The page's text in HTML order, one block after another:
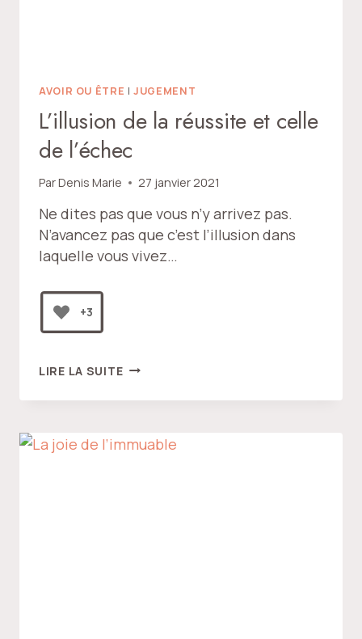
AVOIR OU ÊTRE |JUGEMENT
L’illusion de la réussite et celle
de l’échec
ParDenis Marie 27 janvier 2021
Ne dites pas que vous n’y arrivez pas.
N’avancez pas que c’est l’illusion dans
laquelle vous vivez…
+3
LIRE LA SUITEL’ILLUSION
LA
ET